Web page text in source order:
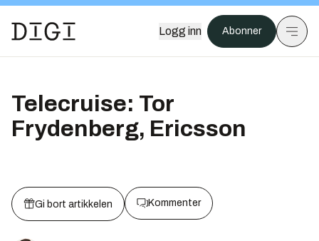
Logg inn Abonner
Telecruise: Tor
Frydenberg, Ericsson
Gi bort artikkelen Kommenter